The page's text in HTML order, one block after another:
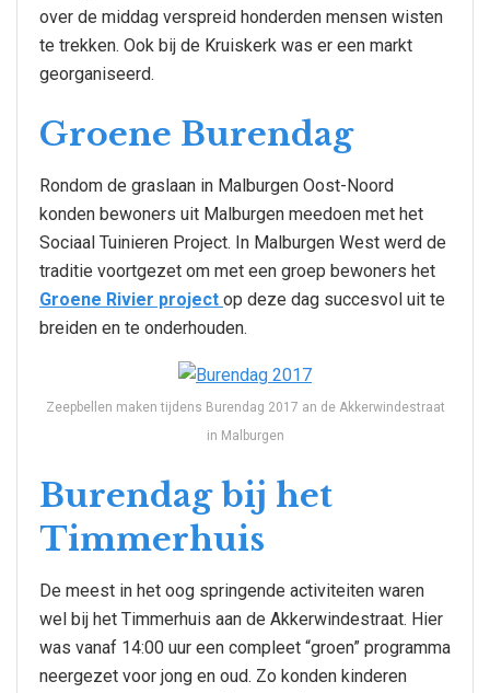
over de middag verspreid honderden mensen wisten
te trekken. Ook bij de Kruiskerk was er een markt
georganiseerd.
Groene Burendag
Rondom de graslaan in Malburgen Oost-Noord
konden bewoners uit Malburgen meedoen met het
Sociaal Tuinieren Project. In Malburgen West werd de
traditie voortgezet om met een groep bewoners het
Groene Rivier project op deze dag succesvol uit te
breiden en te onderhouden.
Zeepbellen maken tijdens Burendag 2017 an de Akkerwindestraat
in Malburgen
Burendag bij het
Timmerhuis
De meest in het oog springende activiteiten waren
wel bij het Timmerhuis aan de Akkerwindestraat. Hier
was vanaf 14:00 uur een compleet “groen” programma
neergezet voor jong en oud. Zo konden kinderen